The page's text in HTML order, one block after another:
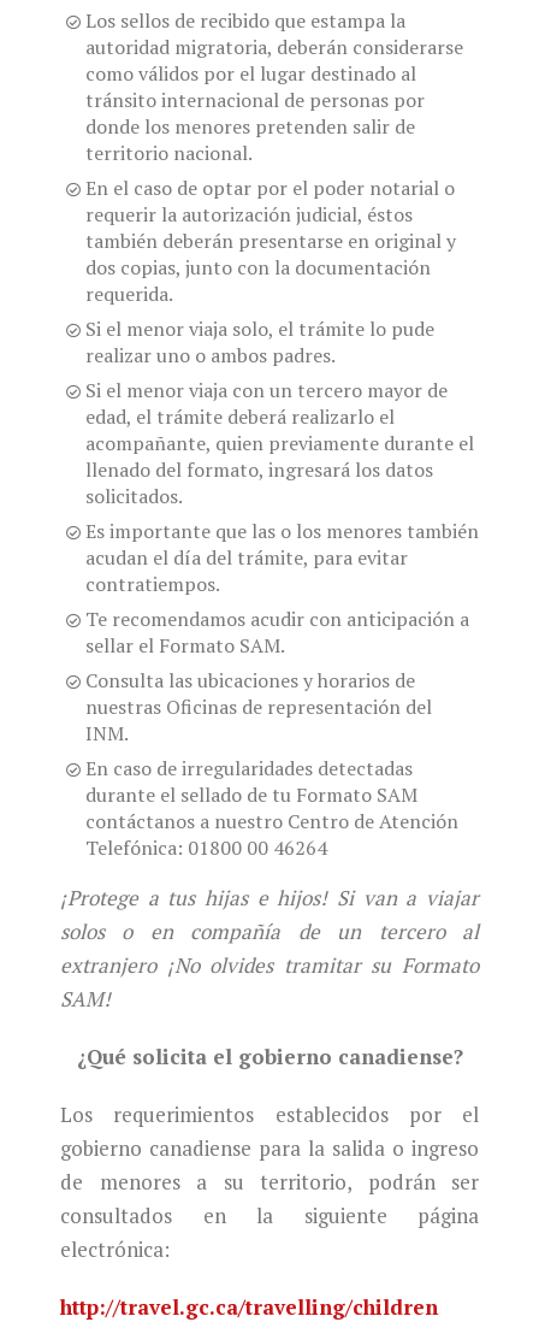
Los sellos de recibido que estampa la
autoridad migratoria, deberán considerarse
como válidos por el lugar destinado al
tránsito internacional de personas por
donde los menores pretenden salir de
territorio nacional.
En el caso de optar por el poder notarial o
requerir la autorización judicial, éstos
también deberán presentarse en original y
dos copias, junto con la documentación
requerida.
Si el menor viaja solo, el trámite lo pude
realizar uno o ambos padres.
Si el menor viaja con un tercero mayor de
edad, el trámite deberá realizarlo el
acompañante, quien previamente durante el
llenado del formato, ingresará los datos
solicitados.
Es importante que las o los menores también
acudan el día del trámite, para evitar
contratiempos.
Te recomendamos acudir con anticipación a
sellar el Formato SAM.
Consulta las ubicaciones y horarios de
nuestras Oficinas de representación del
INM.
En caso de irregularidades detectadas
durante el sellado de tu Formato SAM
contáctanos a nuestro Centro de Atención
Telefónica: 01800 00 46264
¡Protege a tus hijas e hijos! Si van a viajar
solos o en compañía de un tercero al
extranjero ¡No olvides tramitar su Formato
SAM!
¿Qué solicita el gobierno canadiense?
Los requerimientos establecidos por el
gobierno canadiense para la salida o ingreso
de menores a su territorio, podrán ser
consultados en la siguiente página
electrónica:
http://travel.gc.ca/travelling/children